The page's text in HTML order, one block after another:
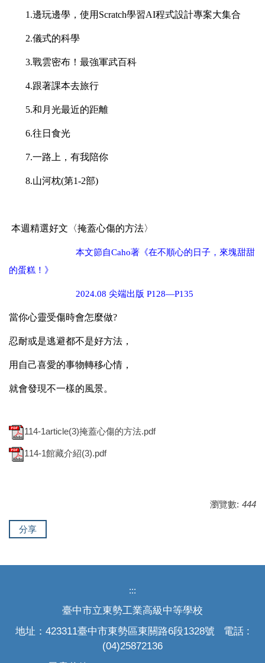
1.邊玩邊學，使用Scratch學習AI程式設計專案大集合
2.儀式的科學
3.戰雲密布！最強軍武百科
4.跟著課本去旅行
5.和月光最近的距離
6.往日食光
7.一路上，有我陪你
8.山河枕(第1-2部)
本週精選好文〈掩蓋心傷的方法〉
本文節自Caho著《在不順心的日子，來塊甜甜
的蛋糕！》
2024.08 尖端出版 P128—P135
當你心靈受傷時會怎麼做?
忍耐或是逃避都不是好方法，
用自己喜愛的事物轉移心情，
就會發現不一樣的風景。
114-1article(3)掩蓋心傷的方法.pdf
114-1館藏介紹(3).pdf
瀏覽數: 444
分享
:::
臺中市立東勢工業高級中等學校
地址：423311臺中市東勢區東關路6段1328號 電話 :
(04)25872136